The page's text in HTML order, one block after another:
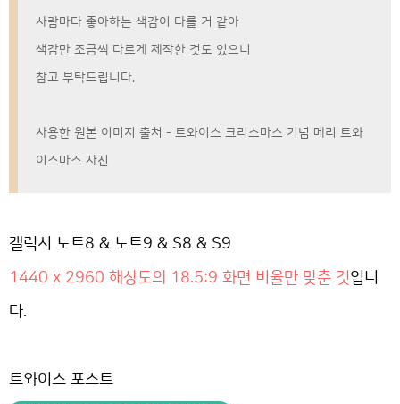
사람마다 좋아하는 색감이 다를 거 같아
색감만 조금씩 다르게 제작한 것도 있으니
참고 부탁드립니다.
사용한 원본 이미지 출처 - 트와이스 크리스마스 기념 메리 트와
이스마스 사진
갤럭시 노트8 & 노트9 & S8 & S9
1440 x 2960 해상도의 18.5:9 화면 비율만 맞춘 것입니
다.
트와이스 포스트